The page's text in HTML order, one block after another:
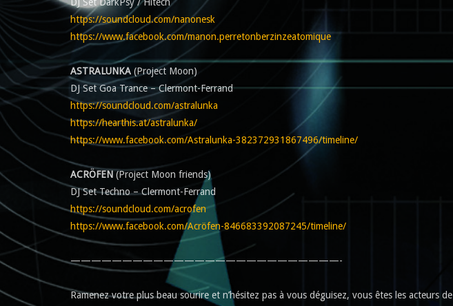
https://soundcloud.com/nanonesk
https://www.facebook.com/manon.perretonberzinzeatomique
ASTRALUNKA (Project Moon)
DJ Set Goa Trance – Clermont-Ferrand
https://soundcloud.com/astralunka
https://hearthis.at/astralunka/
https://www.facebook.com/Astralunka-382372931867496/timeline/
ACRÖFEN(Project Moon friends)
DJ Set Techno – Clermont-Ferrand
https://soundcloud.com/acrofen
https://www.facebook.com/Acröfen-846683392087245/timeline/
——————————————————————————-
Ramenez votre plus beau sourire et n’hésitez pas à vous déguisez, vous êtes les acteurs de